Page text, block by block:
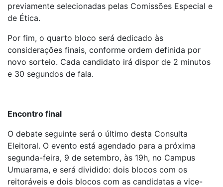
previamente selecionadas pelas Comissões Especial e
de Ética.
Por fim, o quarto bloco será dedicado às
considerações finais, conforme ordem definida por
novo sorteio. Cada candidato irá dispor de 2 minutos
e 30 segundos de fala.
Encontro final
O debate seguinte será o último desta Consulta
Eleitoral. O evento está agendado para a próxima
segunda-feira, 9 de setembro, às 19h, no Campus
Umuarama, e será dividido: dois blocos com os
reitoráveis e dois blocos com as candidatas a vice-